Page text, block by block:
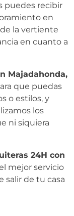
puedes recibir
en
la vertiente
en cuanto a
Majadahonda,
que puedas
o estilos, y
los
ni siquiera
24H con
mejor servicio
salir de tu casa